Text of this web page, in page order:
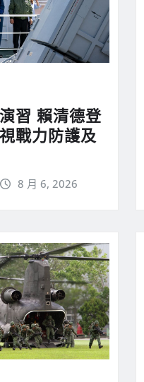
習 賴清德登
戰力防護及
8 月 6, 2026